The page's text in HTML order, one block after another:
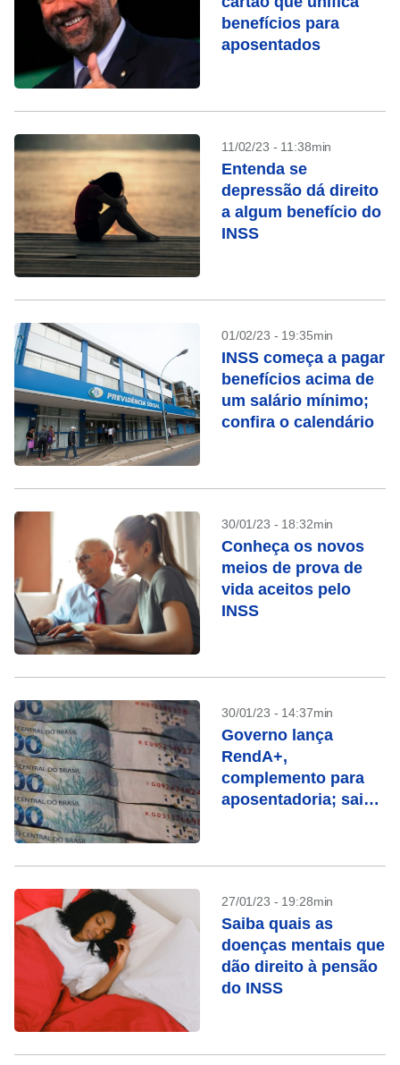
benefícios para
aposentados
11/02/23 - 11:38min
Entenda se
depressão dá direito
a algum benefício do
INSS
01/02/23 - 19:35min
INSS começa a pagar
benefícios acima de
um salário mínimo;
confira o calendário
30/01/23 - 18:32min
Conheça os novos
meios de prova de
vida aceitos pelo
INSS
30/01/23 - 14:37min
Governo lança
RendA+,
complemento para
aposentadoria; saiba
27/01/23 - 19:28min
Saiba quais as
doenças mentais que
dão direito à pensão
do INSS